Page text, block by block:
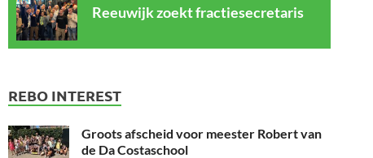
Reeuwijk zoekt fractiesecretaris
REBO INTEREST
Groots afscheid voor meester Robert van
de Da Costaschool